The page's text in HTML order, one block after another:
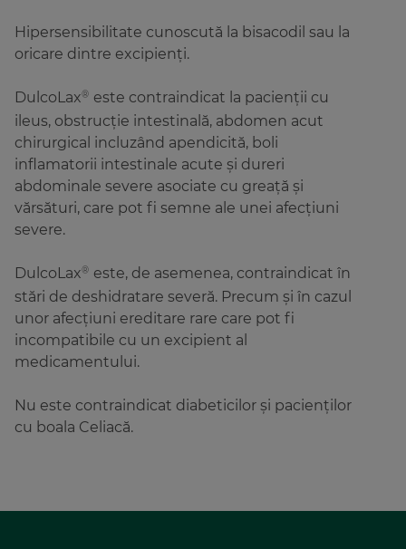
Hipersensibilitate cunoscută la bisacodil sau la
oricare dintre excipienți.
DulcoLax® este contraindicat la pacienții cu
ileus, obstrucție intestinală, abdomen acut
chirurgical incluzând apendicită, boli
inflamatorii intestinale acute și dureri
abdominale severe asociate cu greață și
vărsături, care pot fi semne ale unei afecțiuni
severe.
DulcoLax® este, de asemenea, contraindicat în
stări de deshidratare severă. Precum și în cazul
unor afecțiuni ereditare rare care pot fi
incompatibile cu un excipient al
medicamentului.
Nu este contraindicat diabeticilor și pacienților
cu boala Celiacă.